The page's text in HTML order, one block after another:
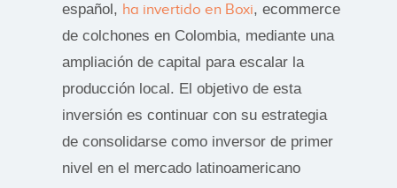
español, ha invertido en Boxi, ecommerce
de colchones en Colombia, mediante una
ampliación de capital para escalar la
producción local. El objetivo de esta
inversión es continuar con su estrategia
de consolidarse como inversor de primer
nivel en el mercado latinoamericano